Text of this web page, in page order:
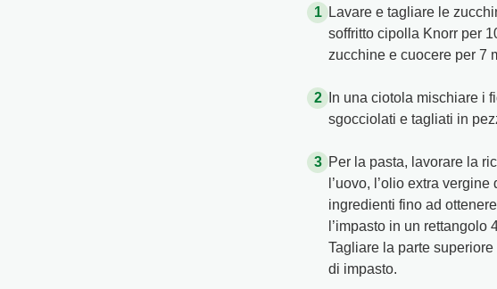
Lavare e tagliare le
soffritto cipolla Knorr per
zucchine e cuocere per 7
In una ciotola mischiare i
sgocciolati e tagliati in
Per la pasta, lavorare la
l’uovo, l’olio extra
ingredienti fino ad
l’impasto in un
Tagliare la parte
di impasto.